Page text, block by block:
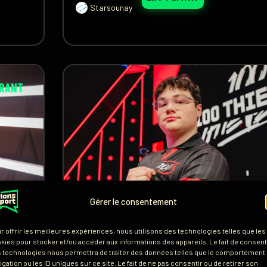
Gérer le consentement
offrir les meilleures expériences, nous utilisons des technologies telles que les
pour stocker et/ou accéder aux informations des appareils. Le fait de
technologies nous permettra de traiter des données telles que le comportement
ou les ID uniques sur ce site. Le fait de ne pas consentir ou de retirer son
Starsounay
et
100 THIEVES,EWC
Timotino à l’EWC : «